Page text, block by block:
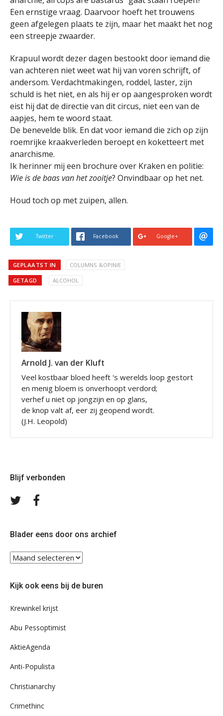
Een ernstige vraag. Daarvoor hoeft het trouwens
geen afgelegen plaats te zijn, maar het maakt het nog
een streepje zwaarder.
Krapuul wordt dezer dagen bestookt door iemand die
van achteren niet weet wat hij van voren schrijft, of
andersom. Verdachtmakingen, roddel, laster, zijn
schuld is het niet, en als hij er op aangesproken wordt
eist hij dat de directie van dit circus, niet een van de
aapjes, hem te woord staat.
De benevelde blik. En dat voor iemand die zich op zijn
roemrijke kraakverleden beroept en koketteert met
anarchisme.
Ik herinner mij een brochure over Kraken en politie:
Wie is de baas van het zooitje? Onvindbaar op het net.
Houd toch op met zuipen, allen.
Twitter Facebook Google+
GEPLAATST IN COLUMNS &OPINIE
GETAGD ALCOHOL
Arnold J. van der Kluft
Veel kostbaar bloed heeft 's werelds loop gestort
en menig bloem is onverhoopt verdord;
verhef u niet op jongzijn en op glans,
de knop valt af, eer zij geopend wordt.
(J.H. Leopold)
Blijf verbonden
Volg
Blader eens door ons archief
Blader
eens
ons
Kijk ook eens bij de buren
Krewinkel krijst
Abu Pessoptimist
AktieAgenda
Anti-Populista
Christianarchy
Crimethinc